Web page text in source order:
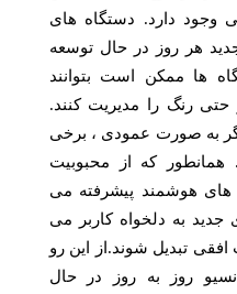
وجود دارد. دستگاه های
هر روز در حال توسعه
ها ممکن است بتوانند
حتی رنگ را مدیریت کنند.
به صورت عمودی ، برخی
همانطور که از محبوبیت
های هوشمند پیشرفته می
جدید به دلخواه کاربر می
تبدیل شوند.از این رو
روز به روز در حال